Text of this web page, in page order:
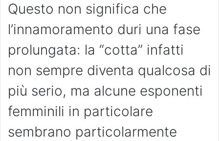
Questo non significa che
l’innamoramento duri una fase
prolungata: la “cotta” infatti
non sempre diventa qualcosa di
più serio, ma alcune esponenti
femminili in particolare
sembrano particolarmente